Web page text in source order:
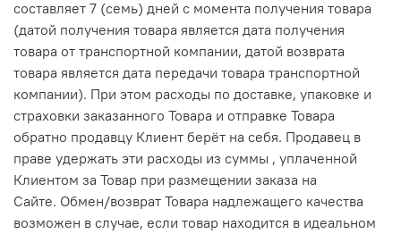
составляет 7 (семь) дней с момента получения товара
(датой получения товара является дата получения
товара от транспортной компании, датой возврата
товара является дата передачи товара транспортной
компании). При этом расходы по доставке, упаковке и
страховки заказанного Товара и отправке Товара
обратно продавцу Клиент берёт на себя. Продавец в
праве удержать эти расходы из суммы , уплаченной
Клиентом за Товар при размещении заказа на
Сайте. Обмен/возврат Товара надлежащего качества
возможен в случае, если товар находится в идеальном